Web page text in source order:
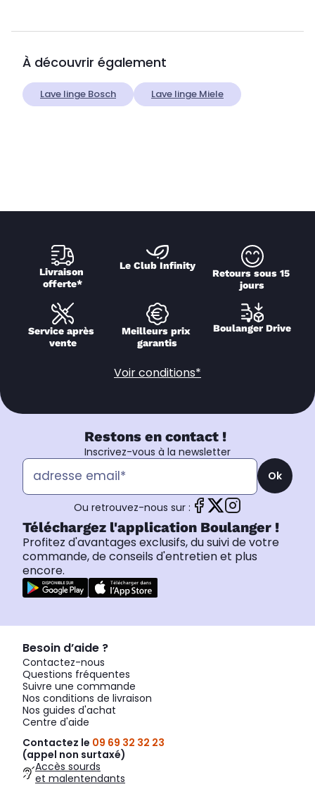
À découvrir également
Lave linge Bosch Lave linge Miele
Livraison
offerte*
Le Club Infinity
Retours sous 15
jours
Service après
vente
Meilleurs prix
garantis
Boulanger Drive
Voir conditions*
Restons en contact !
Inscrivez-vous à la newsletter
Ok
Ou retrouvez-nous sur :
Téléchargez l'application Boulanger !
Profitez d'avantages exclusifs, du suivi de votre
commande, de conseils d'entretien et plus
encore.
Besoin d’aide ?
Contactez-nous
Questions fréquentes
Suivre une commande
Nos conditions de livraison
Nos guides d'achat
Centre d'aide
Contactez le 09 69 32 32 23
(appel non surtaxé)
Accès sourds
et malentendants